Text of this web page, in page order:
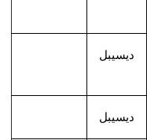
ديسيبل
ديسيبل